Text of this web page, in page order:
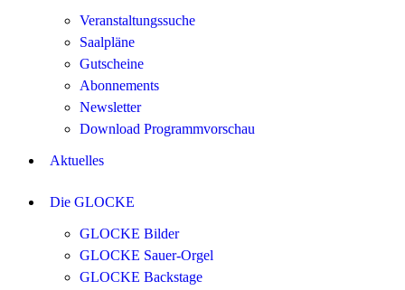
Veranstaltungssuche
Saalpläne
Gutscheine
Abonnements
Newsletter
Download Programmvorschau
Aktuelles
Die GLOCKE
GLOCKE Bilder
GLOCKE Sauer-Orgel
GLOCKE Backstage